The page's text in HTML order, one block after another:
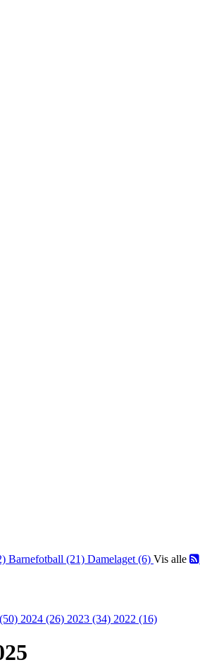
Barnefotball (21) Damelaget (6) Vis alle
2024 (26) 2023 (34) 2022 (16)